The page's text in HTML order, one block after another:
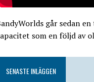
går sedan
som en följd av
SENASTE INLÄGGEN